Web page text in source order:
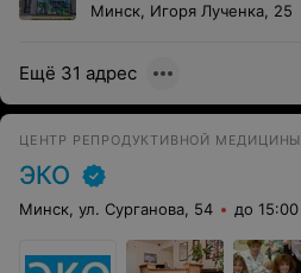
Минск, Игоря Лученка, 25
Ещё 31 адрес
ЦЕНТР РЕПРОДУКТИВНОЙ МЕДИЦИНЫ
ЭКО
Минск, ул. Сурганова, 54 до 15:00